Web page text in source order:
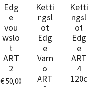
Edg
e
vou
wslo
t
ART
2
€ 50,00
Ketti
ngsl
ot
Edg
e
Varn
o
ART
Ketti
ngsl
ot
Edg
e
ART
4
120c